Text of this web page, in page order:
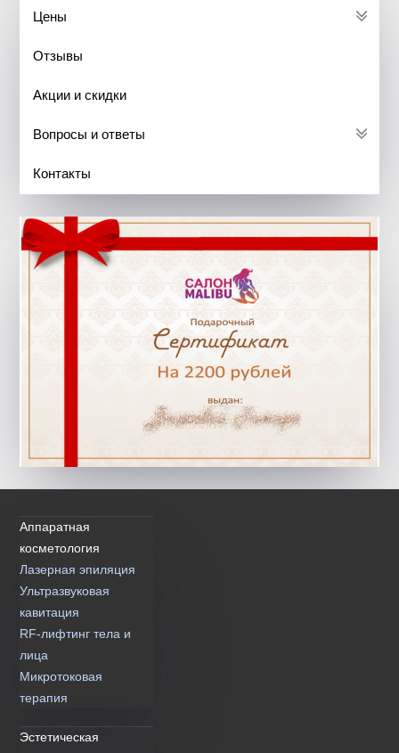
Цены
Отзывы
Акции и скидки
Вопросы и ответы
Контакты
Аппаратная
косметология
Лазерная эпиляция
Ультразвуковая
кавитация
RF-лифтинг тела и
лица
Микротоковая
терапия
Эстетическая